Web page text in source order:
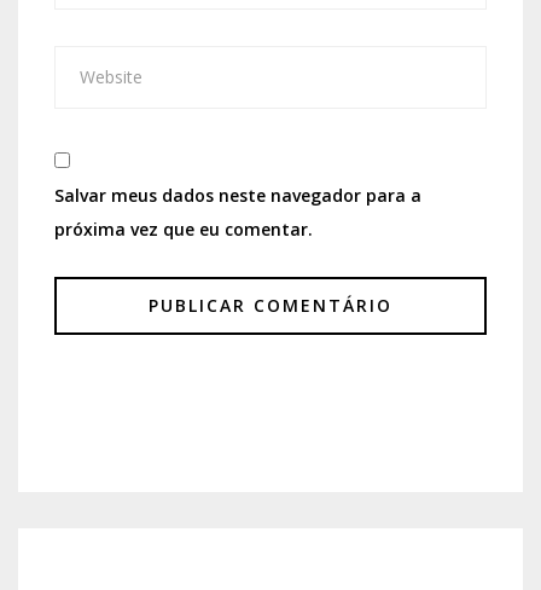
Salvar meus dados neste navegador para a
próxima vez que eu comentar.